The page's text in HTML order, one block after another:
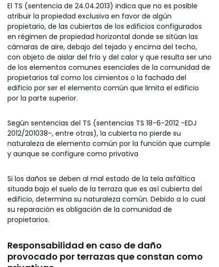
El TS (sentencia de 24.04.2013) indica que no es posible
atribuir la propiedad exclusiva en favor de algún
propietario, de las cubiertas de los edificios configurados
en régimen de propiedad horizontal donde se sitúan las
cámaras de aire, debajo del tejado y encima del techo,
con objeto de aislar del frío y del calor y que resulta ser uno
de los elementos comunes esenciales de la comunidad de
propietarios tal como los cimientos o la fachada del
edificio por ser el elemento común que limita el edificio
por la parte superior.
Según sentencias del TS (sentencias TS 18-6-2012 -EDJ
2012/201038-, entre otras), la cubierta no pierde su
naturaleza de elemento común por la función que cumple
y aunque se configure como privativa
Si los daños se deben al mal estado de la tela asfáltica
situada bajo el suelo de la terraza que es así cubierta del
edificio, determina su naturaleza común. Debido a lo cual
su reparación es obligación de la comunidad de
propietarios.
Responsabilidad en caso de daño
provocado por terrazas que constan como